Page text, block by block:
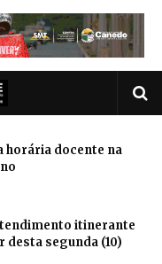
horária docente na
itinerante
segunda (10)